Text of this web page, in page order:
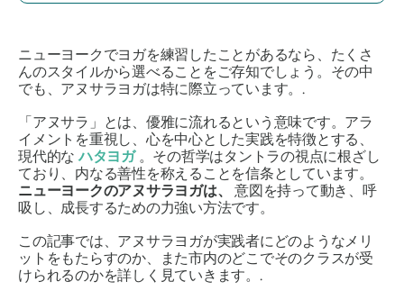
ニューヨークでヨガを練習したことがあるなら、たくさ
んのスタイルから選べることをご存知でしょう。その中
でも、アヌサラヨガは特に際立っています。.
「アヌサラ」とは、優雅に流れるという意味です。アラ
イメントを重視し、心を中心とした実践を特徴とする、
現代的なハタヨガ。その哲学はタントラの視点に根ざし
ており、内なる善性を称えることを信条としています。
ニューヨークのアヌサラヨガは、
意図を持って動き、呼
吸し、成長するための力強い方法です。
この記事では、アヌサラヨガが実践者にどのようなメリ
ットをもたらすのか、また市内のどこでそのクラスが受
けられるのかを詳しく見ていきます。.